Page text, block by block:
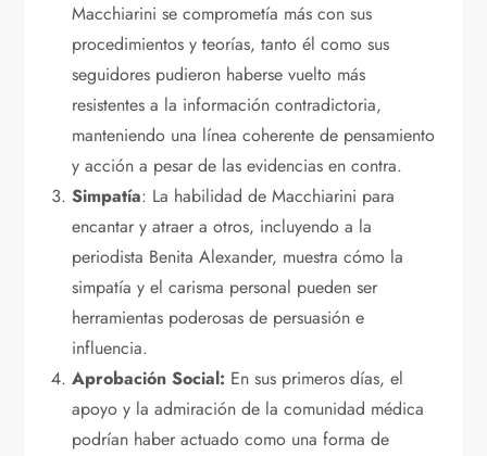
Macchiarini se comprometía más con sus
procedimientos y teorías, tanto él como sus
seguidores pudieron haberse vuelto más
resistentes a la información contradictoria,
manteniendo una línea coherente de pensamiento
y acción a pesar de las evidencias en contra.
Simpatía: La habilidad de Macchiarini para
encantar y atraer a otros, incluyendo a la
periodista Benita Alexander, muestra cómo la
simpatía y el carisma personal pueden ser
herramientas poderosas de persuasión e
influencia.
Aprobación Social: En sus primeros días, el
apoyo y la admiración de la comunidad médica
podrían haber actuado como una forma de